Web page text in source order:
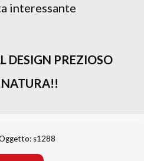
interessante
DESIGN PREZIOSO
NATURA!!
s1288